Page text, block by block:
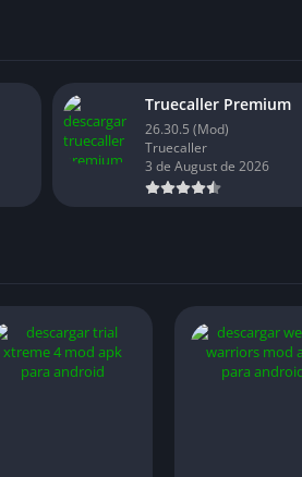
Truecaller Premium
26.30.5 (Mod)
Truecaller
3 de August de 2026